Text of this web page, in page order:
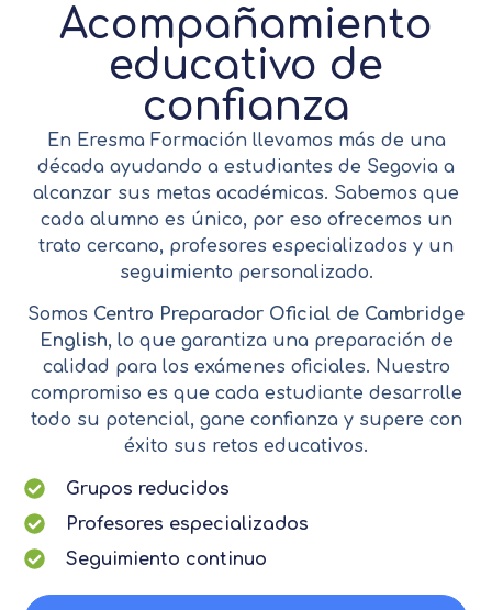
Acompañamiento
educativo de
confianza
En Eresma Formación llevamos más de una
década ayudando a estudiantes de Segovia a
alcanzar sus metas académicas. Sabemos que
cada alumno es único, por eso ofrecemos un
trato cercano, profesores especializados y un
seguimiento personalizado.
Somos Centro Preparador Oficial de Cambridge
English, lo que garantiza una preparación de
calidad para los exámenes oficiales. Nuestro
compromiso es que cada estudiante desarrolle
todo su potencial, gane confianza y supere con
éxito sus retos educativos.
Grupos reducidos
Profesores especializados
Seguimiento continuo